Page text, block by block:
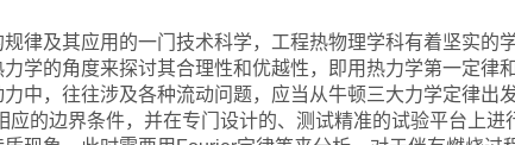
律及其应用的一门技术科学，工程热物理学科有着坚实的
学的角度来探讨其合理性和优越性，即用热力学第一定律
中，往往涉及各种流动问题，应当从牛顿三大力学定律出
的边界条件，并在专门设计的、测试精准的试验平台上进